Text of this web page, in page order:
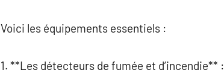
Voici les équipements essentiels :
1. **Les détecteurs de fumée et d’incendie** :